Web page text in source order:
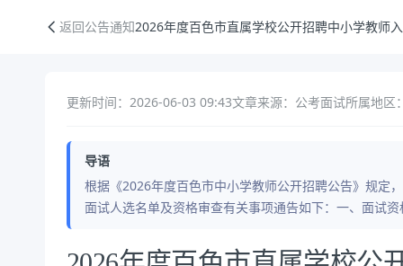
返回公告通知2026年度百色市直属学校公开招聘中小学教师
更新时间：2026-06-03 09:43文章来源：公考面试所属地区
导语
根据《2026年度百色市中小学教师公开招聘公告》规定
面试人选名单及资格审查有关事项通告如下：一、面试
公告正文